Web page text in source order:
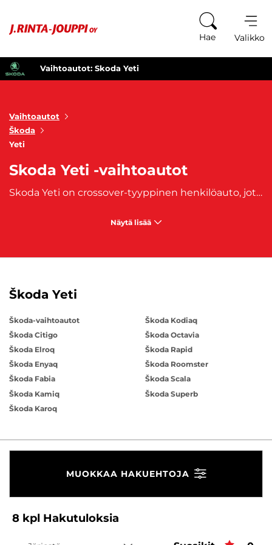
Hae Valikko
Vaihtoautot: Skoda Yeti
Vaihtoautot
Škoda
Yeti
Skoda Yeti -vaihtoautot
Skoda Yeti on crossover-tyyppinen henkilöauto, jota valmistettiin vuosien 2009 ja 2017 välillä. Skoda Yeti on hyvin kompakti kokonaisuus kokoonsa nähden, joka tarjoaa monipuolisia ominaisuuksia monenlaiseen käyttöön. Skoda Yeti -vaihtoautot sopivat loistavasti sekä maantielle että kaupunkiin. Lisäksi Skoda Yeti -vaihtoautoja löytyy myös nelivetoisina. Skoda Yetissa yhdistyvät iso koko, näyttävyys ja luotettavuus. Mikäli haluat nämä ominaisuudet samassa paketissa, voi Skoda Yeti -vaihtoauto olla sinulle sopiva vaihtoehto. Tutustu valikoimaan alla.
Näytä lisää
Škoda Yeti
Škoda-vaihtoautot
Škoda Citigo
Škoda Elroq
Škoda Enyaq
Škoda Fabia
Škoda Kamiq
Škoda Karoq
Škoda Kodiaq
Škoda Octavia
Škoda Rapid
Škoda Roomster
Škoda Scala
Škoda Superb
MUOKKAA HAKUEHTOJA
8 kpl Hakutuloksia